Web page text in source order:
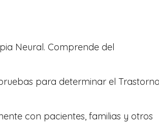
Neural. Comprende del
para determinar el Trastorno
con pacientes, familias y otros